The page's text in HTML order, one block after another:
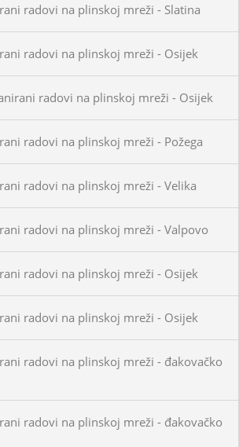
radovi na plinskoj mreži - Slatina
radovi na plinskoj mreži - Osijek
radovi na plinskoj mreži - Osijek
radovi na plinskoj mreži - Požega
radovi na plinskoj mreži - Velika
radovi na plinskoj mreži - Valpovo
radovi na plinskoj mreži - Osijek
radovi na plinskoj mreži - Osijek
radovi na plinskoj mreži - đakovačko
radovi na plinskoj mreži - đakovačko